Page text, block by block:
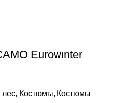
Eurowinter
лес, Костюмы, Костюмы